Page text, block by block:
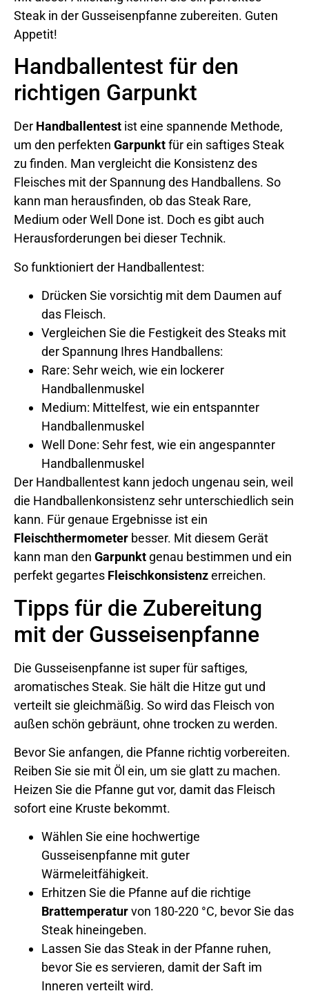
Steak in der Gusseisenpfanne zubereiten. Guten
Appetit!
Handballentest für den
richtigen Garpunkt
Der Handballentest ist eine spannende Methode,
um den perfekten Garpunktfür ein saftiges Steak
zu finden. Man vergleicht die Konsistenz des
Fleisches mit der Spannung des Handballens. So
kann man herausfinden, ob das Steak Rare,
Medium oder Well Done ist. Doch es gibt auch
Herausforderungen bei dieser Technik.
So funktioniert der Handballentest:
Drücken Sie vorsichtig mit dem Daumen auf
das Fleisch.
Vergleichen Sie die Festigkeit des Steaks mit
der Spannung Ihres Handballens:
Rare: Sehr weich, wie ein lockerer
Handballenmuskel
Medium: Mittelfest, wie ein entspannter
Handballenmuskel
Well Done: Sehr fest, wie ein angespannter
Handballenmuskel
Der Handballentest kann jedoch ungenau sein, weil
die Handballenkonsistenz sehr unterschiedlich sein
kann. Für genaue Ergebnisse ist ein
Fleischthermometer besser. Mit diesem Gerät
kann man den Garpunkt genau bestimmen und ein
perfekt gegartes Fleischkonsistenzerreichen.
Tipps für die Zubereitung
mit der Gusseisenpfanne
Die Gusseisenpfanne ist super für saftiges,
aromatisches Steak. Sie hält die Hitze gut und
verteilt sie gleichmäßig. So wird das Fleisch von
außen schön gebräunt, ohne trocken zu werden.
Bevor Sie anfangen, die Pfanne richtig vorbereiten.
Reiben Sie sie mit Öl ein, um sie glatt zu machen.
Heizen Sie die Pfanne gut vor, damit das Fleisch
sofort eine Kruste bekommt.
Wählen Sie eine hochwertige
Gusseisenpfanne mit guter
Wärmeleitfähigkeit.
Erhitzen Sie die Pfanne auf die richtige
Brattemperaturvon 180-220 °C, bevor Sie das
Steak hineingeben.
Lassen Sie das Steak in der Pfanne ruhen,
bevor Sie es servieren, damit der Saft im
Inneren verteilt wird.